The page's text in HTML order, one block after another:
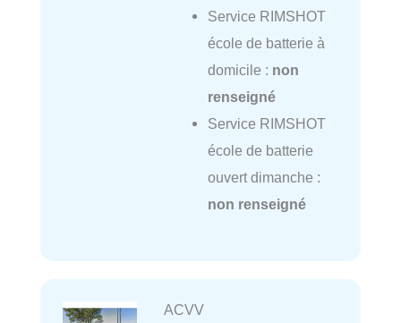
Service RIMSHOT
école de batterie à
domicile : non
renseigné
Service RIMSHOT
école de batterie
ouvert dimanche :
non renseigné
ACVV